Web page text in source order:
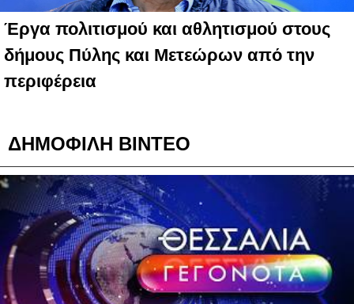
Έργα πολιτισμού και αθλητισμού στους
δήμους Πύλης και Μετεώρων από την
περιφέρεια
ΔΗΜΟΦΙΛΗ ΒΙΝΤΕΟ